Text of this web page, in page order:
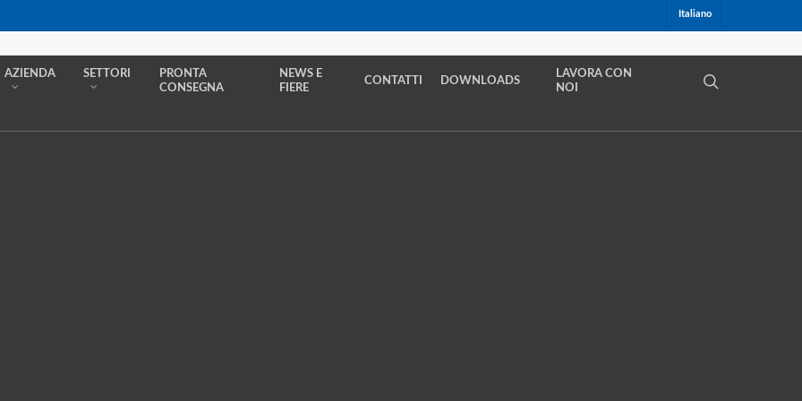
Italiano
AZIENDA SETTORI
PRONTA
CONSEGNA
NEWS E
FIERE
CONTATTI DOWNLOADS
LAVORA CON
NOI